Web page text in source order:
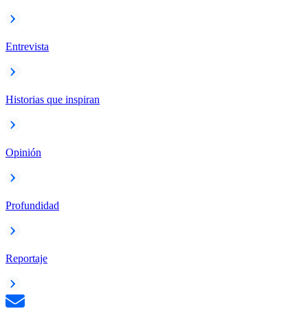
Entrevista
Historias que inspiran
Opinión
Profundidad
Reportaje